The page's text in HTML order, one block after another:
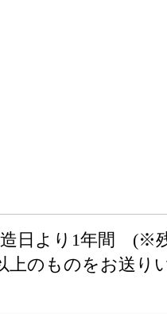
造日より1年間 (※
上のものをお送り